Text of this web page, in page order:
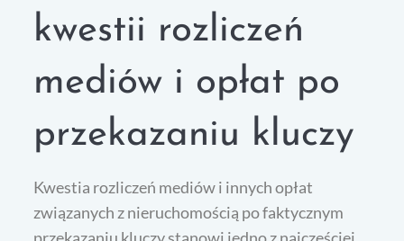
kwestii rozliczeń
mediów i opłat po
przekazaniu kluczy
Kwestia rozliczeń mediów i innych opłat
związanych z nieruchomością po faktycznym